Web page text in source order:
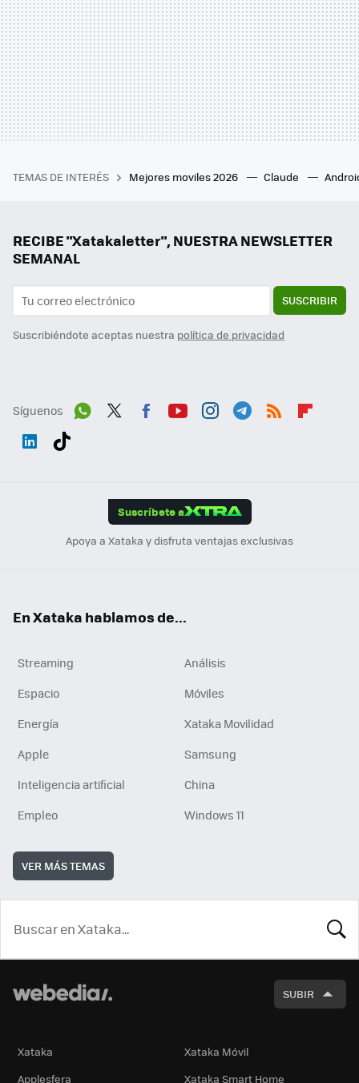
TEMAS DE INTERÉS Mejores moviles 2026 Claude
RECIBE "Xatakaletter", NUESTRA NEWSLETTER
SEMANAL
SUSCRIBIR
Suscribiéndote aceptas nuestra política de privacidad
Síguenos
Suscríbete a
Apoya a Xataka y disfruta ventajas exclusivas
En Xataka hablamos de...
Streaming
Análisis
Espacio
Móviles
Energía
Xataka Movilidad
Apple
Samsung
Inteligencia artificial
China
Empleo
Windows 11
VER MÁS TEMAS
SUBIR
Xataka
Xataka Móvil
Applesfera
Xataka Smart Home